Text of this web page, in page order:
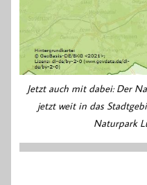
Jetzt auch mit dabei: Der
jetzt weit in das
Naturpark